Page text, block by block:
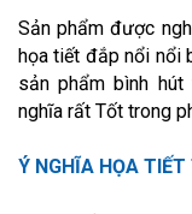
Sản phẩm được
họa tiết đắp nổi nổi
sản phẩm bình
nghĩa rất Tốt trong
Ý NGHĨA HỌA